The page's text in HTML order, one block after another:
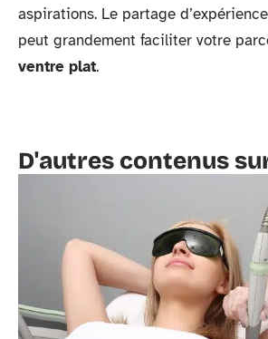
aspirations. Le partage
peut grandement faciliter votre
ventre plat.
D'autres contenus